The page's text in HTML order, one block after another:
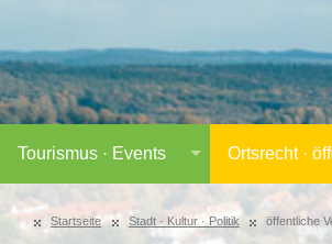
Tourismus · Events Ortsrecht ·
Startseite Stadt · Kultur · Politik öffentliche